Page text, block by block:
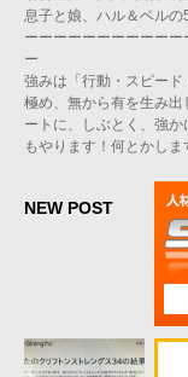
息子と娘、ハル＆ベルの
ーーーーーーーーーー
ー
強みは「行動・スピー
極め、無から有を生み
ートに、しぶとく、強
もやります！何とかしま
NEW POST